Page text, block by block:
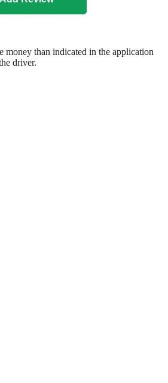
money than indicated in the application
driver.